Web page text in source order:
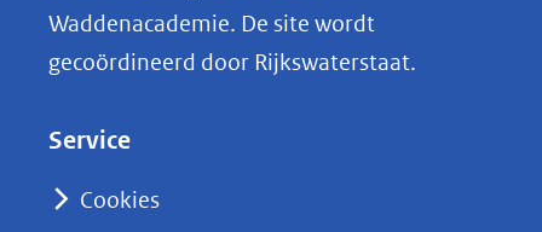
k
e
Waddenacademie. De site wordt
gecoördineerd door Rijkswaterstaat.
Service
Cookies